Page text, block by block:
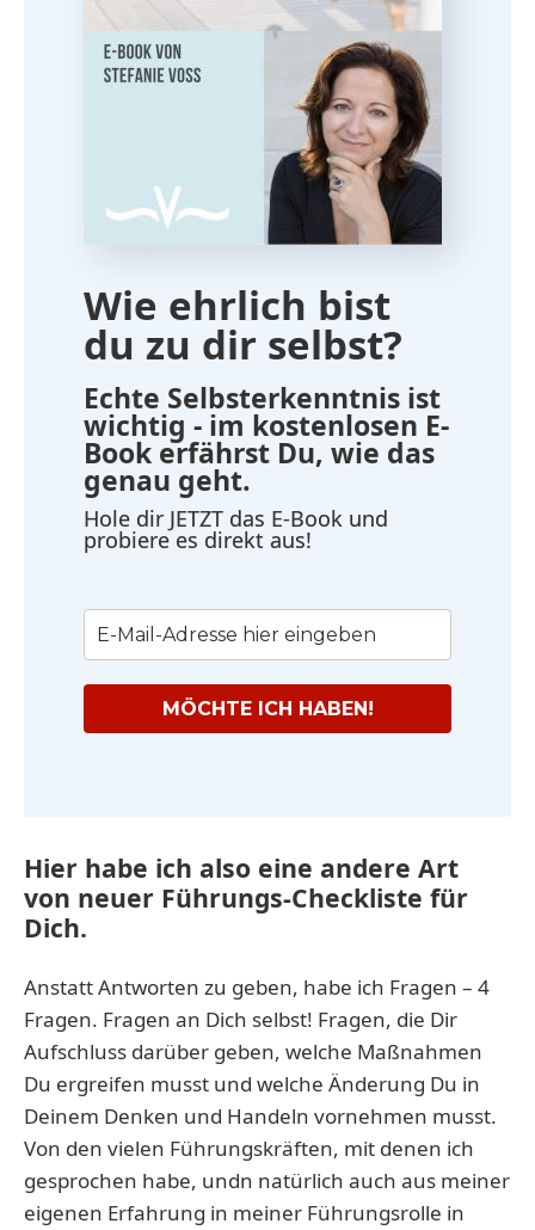
Wie ehrlich bist
du zu dir selbst?
Echte Selbsterkenntnis ist
wichtig - im kostenlosen E-
Book erfährst Du, wie das
genau geht.
Hole dir JETZT das E-Book und
probiere es direkt aus!
MÖCHTE ICH HABEN!
Hier habe ich also eine andere Art
von neuer Führungs-Checkliste für
Dich.
Anstatt Antworten zu geben, habe ich Fragen – 4
Fragen. Fragen an Dich selbst! Fragen, die Dir
Aufschluss darüber geben, welche Maßnahmen
Du ergreifen musst und welche Änderung Du in
Deinem Denken und Handeln vornehmen musst.
Von den vielen Führungskräften, mit denen ich
gesprochen habe, undn natürlich auch aus meiner
eigenen Erfahrung in meiner Führungsrolle in